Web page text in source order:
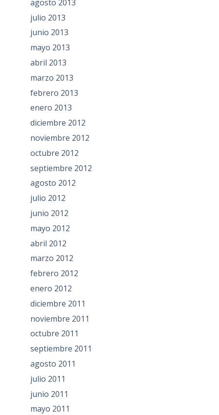
agosto 2013
julio 2013
junio 2013
mayo 2013
abril 2013
marzo 2013
febrero 2013
enero 2013
diciembre 2012
noviembre 2012
octubre 2012
septiembre 2012
agosto 2012
julio 2012
junio 2012
mayo 2012
abril 2012
marzo 2012
febrero 2012
enero 2012
diciembre 2011
noviembre 2011
octubre 2011
septiembre 2011
agosto 2011
julio 2011
junio 2011
mayo 2011